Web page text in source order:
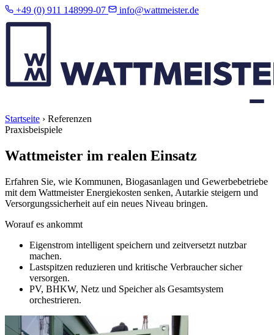
+49 (0) 911 148999-07 info@wattmeister.de
Startseite › Referenzen
Praxisbeispiele
Wattmeister im realen Einsatz
Erfahren Sie, wie Kommunen, Biogasanlagen und Gewerbebetriebe
mit dem Wattmeister Energiekosten senken, Autarkie steigern und
Versorgungssicherheit auf ein neues Niveau bringen.
Worauf es ankommt
Eigenstrom intelligent speichern und zeitversetzt nutzbar
machen.
Lastspitzen reduzieren und kritische Verbraucher sicher
versorgen.
PV, BHKW, Netz und Speicher als Gesamtsystem
orchestrieren.